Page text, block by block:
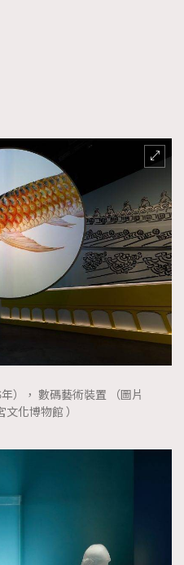
）， 數碼藝術裝置 （圖片
化博物館 ）